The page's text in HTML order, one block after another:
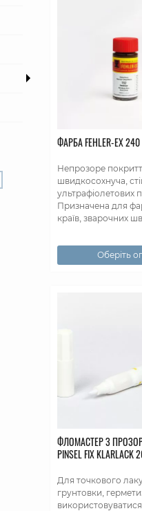
ФАРБА FEHLER-EX 240
Непрозоре
швидкосохнуча,
ультрафіолетових
Призначена для
країв, зварочних
Оберіть
ФЛОМАСТЕР З
PINSEL FIX KLARLACK
Для точкового
грунтовки,